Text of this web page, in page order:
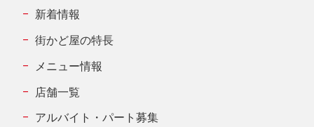
新着情報
街かど屋の特長
メニュー情報
店舗一覧
アルバイト・パート募集